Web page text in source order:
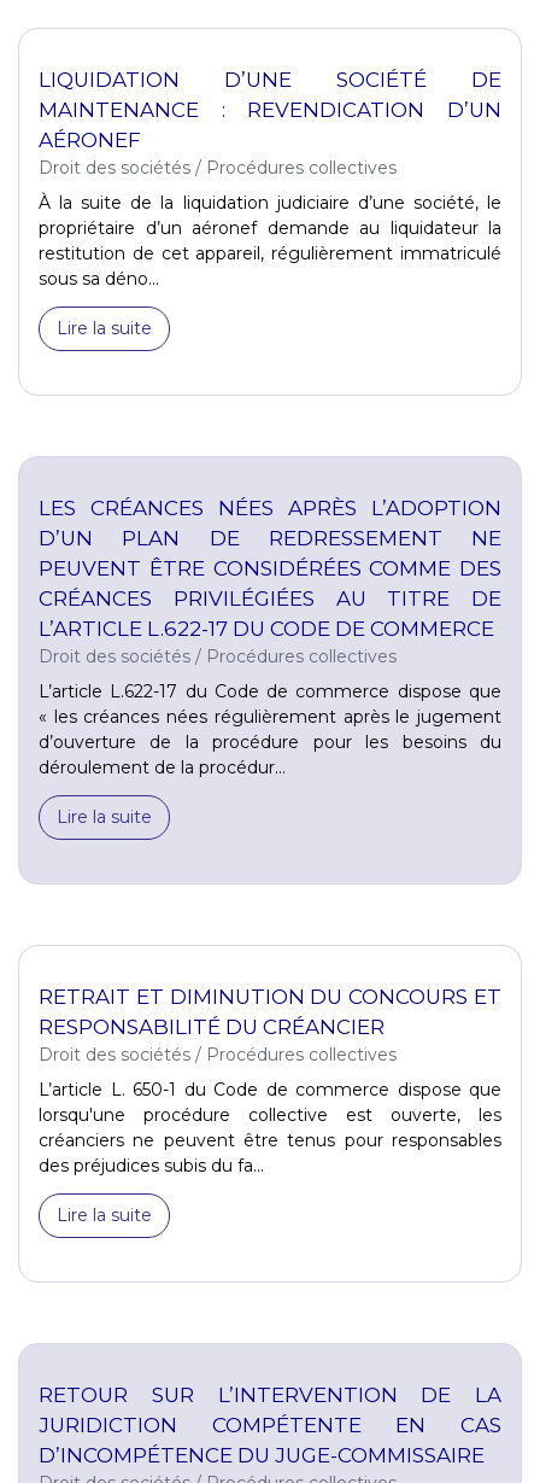
LIQUIDATION D’UNE SOCIÉTÉ DE
MAINTENANCE : REVENDICATION D’UN
AÉRONEF
Droit des sociétés / Procédures collectives
À la suite de la liquidation judiciaire d’une société, le
propriétaire d’un aéronef demande au liquidateur la
restitution de cet appareil, régulièrement immatriculé
sous sa déno...
Lire la suite
LES CRÉANCES NÉES APRÈS L’ADOPTION
D’UN PLAN DE REDRESSEMENT NE
PEUVENT ÊTRE CONSIDÉRÉES COMME DES
CRÉANCES PRIVILÉGIÉES AU TITRE DE
L’ARTICLE L.622-17 DU CODE DE COMMERCE
Droit des sociétés / Procédures collectives
L’article L.622-17 du Code de commerce dispose que
« les créances nées régulièrement après le jugement
d’ouverture de la procédure pour les besoins du
déroulement de la procédur...
Lire la suite
RETRAIT ET DIMINUTION DU CONCOURS ET
RESPONSABILITÉ DU CRÉANCIER
Droit des sociétés / Procédures collectives
L’article L. 650-1 du Code de commerce dispose que
lorsqu'une procédure collective est ouverte, les
créanciers ne peuvent être tenus pour responsables
des préjudices subis du fa...
Lire la suite
RETOUR SUR L’INTERVENTION DE LA
JURIDICTION COMPÉTENTE EN CAS
D’INCOMPÉTENCE DU JUGE-COMMISSAIRE